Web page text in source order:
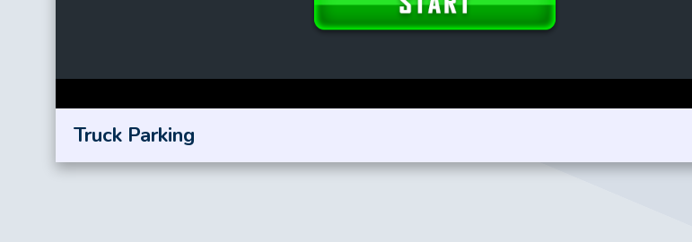
Truck Parking